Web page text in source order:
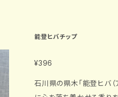
能登ヒバチップ
¥396
石川県の県木「能登ヒバ（アテ）」を使った消臭袋